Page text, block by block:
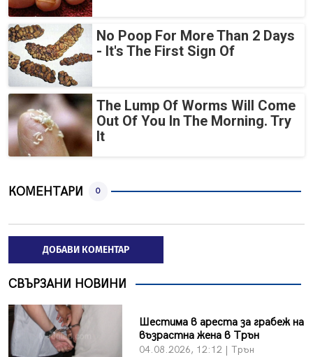
No Poop For More Than 2 Days
- It's The First Sign Of
The Lump Of Worms Will Come
Out Of You In The Morning. Try
It
КОМЕНТАРИ 0
ДОБАВИ КОМЕНТАР
СВЪРЗАНИ НОВИНИ
Шестима в ареста за грабеж на
възрастна жена в Трън
04.08.2026, 12:12 | Трън